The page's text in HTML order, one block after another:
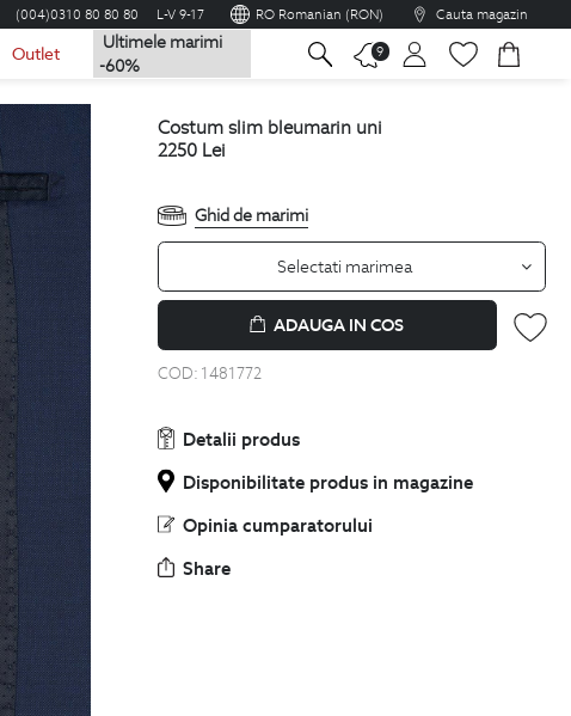
(004)0310 80 80 80 L-V 9-17 RO Romanian (RON) Cauta magazin
Outlet
Ultimele marimi
-60%
9
Romana
costum slim bleumarin uni
2250 Lei
Ghid de marimi
Selectati marimea
ADAUGA IN COS
COD: 1481772
Detalii produs
Disponibilitate produs in magazine
Opinia cumparatorului
Share